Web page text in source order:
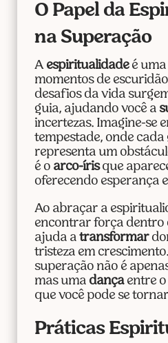
O Papel da
na Superação
A espiritualidadeé uma
momentos de
desafios da vida
guia, ajudando você a
incertezas. Imagine-se
tempestade, onde cada
representa um
é o arco-írisque
oferecendo esperança
Ao abraçar a
encontrar força dentro
ajuda a transformar
tristeza em
superação não é
mas uma dançaentre o
que você pode se
Práticas